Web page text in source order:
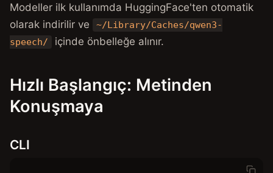
Modeller ilk kullanımda HuggingFace'ten otomatik
olarak indirilir ve
~/Library/Caches/qwen3-
speech/
içinde önbelleğe alınır.
Hızlı Başlangıç: Metinden
Konuşmaya
CLI